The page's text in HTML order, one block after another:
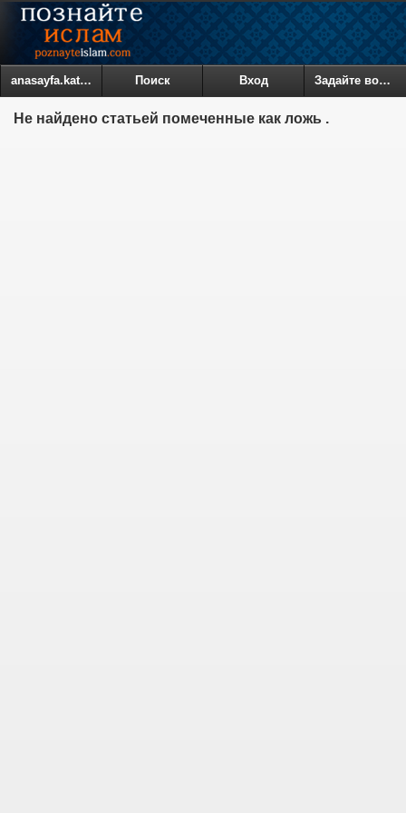
anasayfa.kategoriler Поиск Вход Задайте вопрос
Не найдено статьей помеченные как ложь .